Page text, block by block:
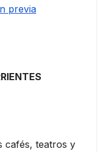
previa
cafés, teatros y